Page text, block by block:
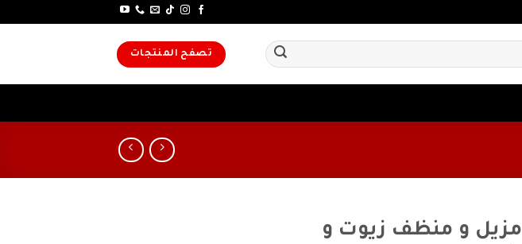
تصفح المنتجات
مزيل و منظف زيوت و